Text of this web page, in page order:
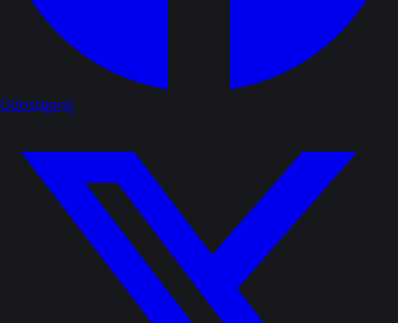
Udostępnij